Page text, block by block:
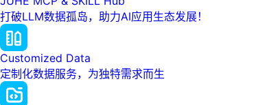
打破LLM数据孤岛，助力AI应用生态发展！
Customized Data
定制化数据服务，为独特需求而生